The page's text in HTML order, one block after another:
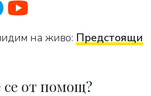
на живо: Предстоящи
от помощ?